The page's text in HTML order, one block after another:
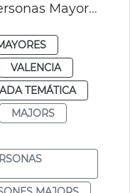
JGL Concurso Pintura Personas Mayores València
VALENCIA
TEMÁTICA
MAJORS